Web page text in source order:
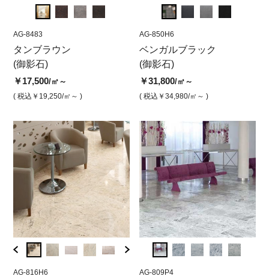
AG-8483
タンブラウン
(御影石)
￥17,500/㎡～
( 税込￥19,250/㎡～ )
AG-8483
タンブラウン 磨き
￥17,500/㎡
( 税込￥19,250/㎡ )
AG-850P6
ベンガルブラック 本磨き
￥31,800
( 税込￥34,980
AG-850H6
ベンガルブラック
(御影石)
￥31,800/㎡～
( 税込￥34,980/㎡～ )
AG-816H6 AG-816H6
AG-809P6 AG-809P4